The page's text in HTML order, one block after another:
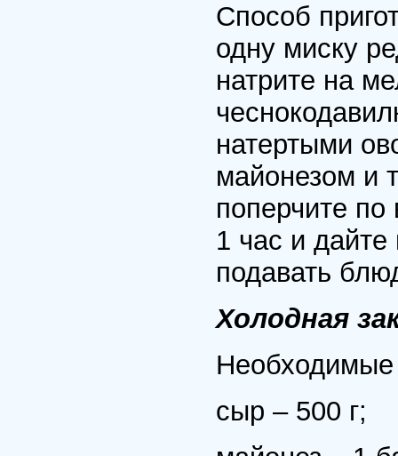
Способ
одну миску
натрите на
натертыми
майонезом и
поперчите по
1 час и
подавать
Холодная
Необходимые
сыр – 500 г;